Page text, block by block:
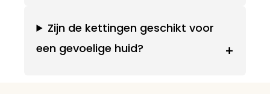
Zijn de kettingen geschikt voor
een gevoelige huid?
+